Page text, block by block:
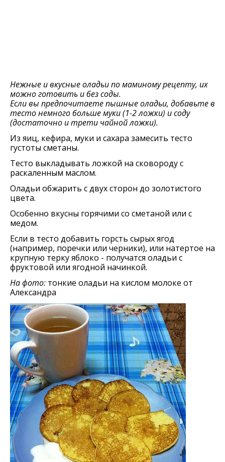
Нежные и вкусные оладьи по маминому рецепту, их
можно готовить и без соды.
Если вы предпочитаете пышные оладьи, добавьте в
тесто немного больше муки (1-2 ложки) и соду
(достаточно и трети чайной ложки).
Из яиц, кефира, муки и сахара замесить тесто
густоты сметаны.
Тесто выкладывать ложкой на сковороду с
раскаленным маслом.
Оладьи обжарить с двух сторон до золотистого
цвета.
Особенно вкусны горячими со сметаной или с
медом.
Если в тесто добавить горсть сырых ягод
(например, поречки или черники), или натертое на
крупную терку яблоко - получатся оладьи с
фруктовой или ягодной начинкой.
На фото: тонкие оладьи на кислом молоке от
Александра